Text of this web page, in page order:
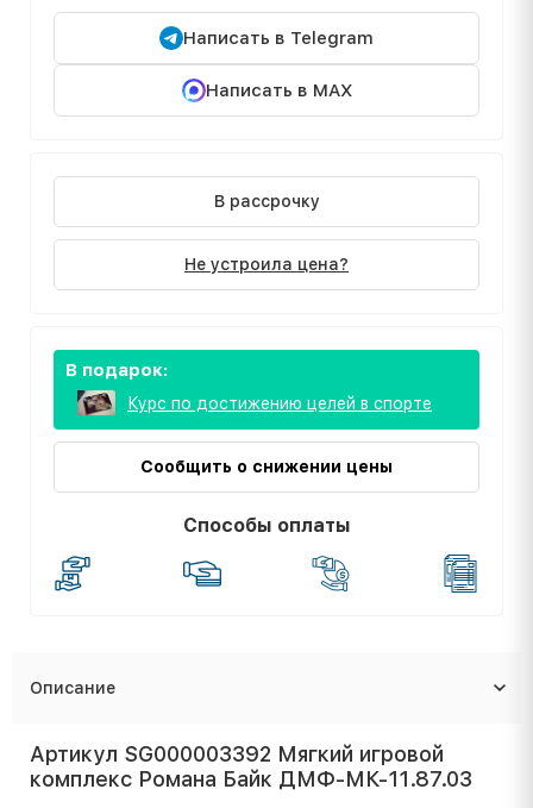
Написать в Telegram
Написать в MAX
В рассрочку
Не устроила цена?
В подарок:
Курс по достижению целей в спорте
Сообщить о снижении цены
Способы оплаты
Описание
Артикул SG000003392 Мягкий игровой
комплекс Романа Байк ДМФ-МК-11.87.03